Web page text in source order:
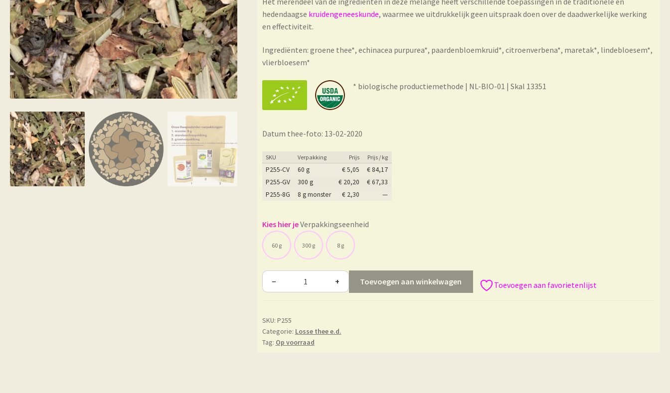
hedendaagse kruidengeneeskunde, waarmee we uitdrukkelijk geen uitspraak doen over de daadwerkelijke werking
en effectiviteit.
Ingrediënten: groene thee*, echinacea purpurea*, paardenbloemkruid*, citroenverbena*, maretak*, lindebloesem*,
vlierbloesem*
* biologische productiemethode | NL-BIO-01 | Skal 13351
Datum thee-foto: 13-02-2020
SKU Verpakking Prijs Prijs / kg
P255-CV 60 g €5,05 €84,17
P255-GV
300 g € 20,20 €67,33
P255-8G
8 g monster € 2,30 —
Verpakkingseenheid
60 g 300 g 8 g
− + Toevoegen aan winkelwagen Toevoegen aan favorietenlijst
SKU: P255
Categorie: Losse thee e.d.
Tag: Op voorraad